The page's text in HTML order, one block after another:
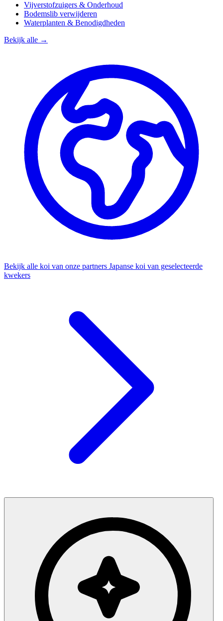
Vijverstofzuigers & Onderhoud
Bodemslib verwijderen
Waterplanten & Benodigdheden
Bekijk alle →
Bekijk alle koi van onze partners Japanse koi van geselecteerde
kwekers